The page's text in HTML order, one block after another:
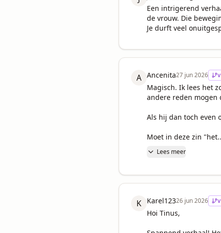
Een intrigerend
de vrouw. Die
Je durft veel
A Ancenita27 jun 2026 v
Magisch. Ik lees het
andere reden mogen
Als hij dan toch even
Moet in deze zin
Lees meer
K Karel12326 jun 2026 v
Hoi Tinus,